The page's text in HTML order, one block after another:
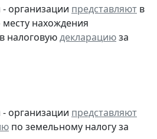
организации представляют в
нахождения
налоговуюдекларациюза
организации представляют
по земельному налогу за